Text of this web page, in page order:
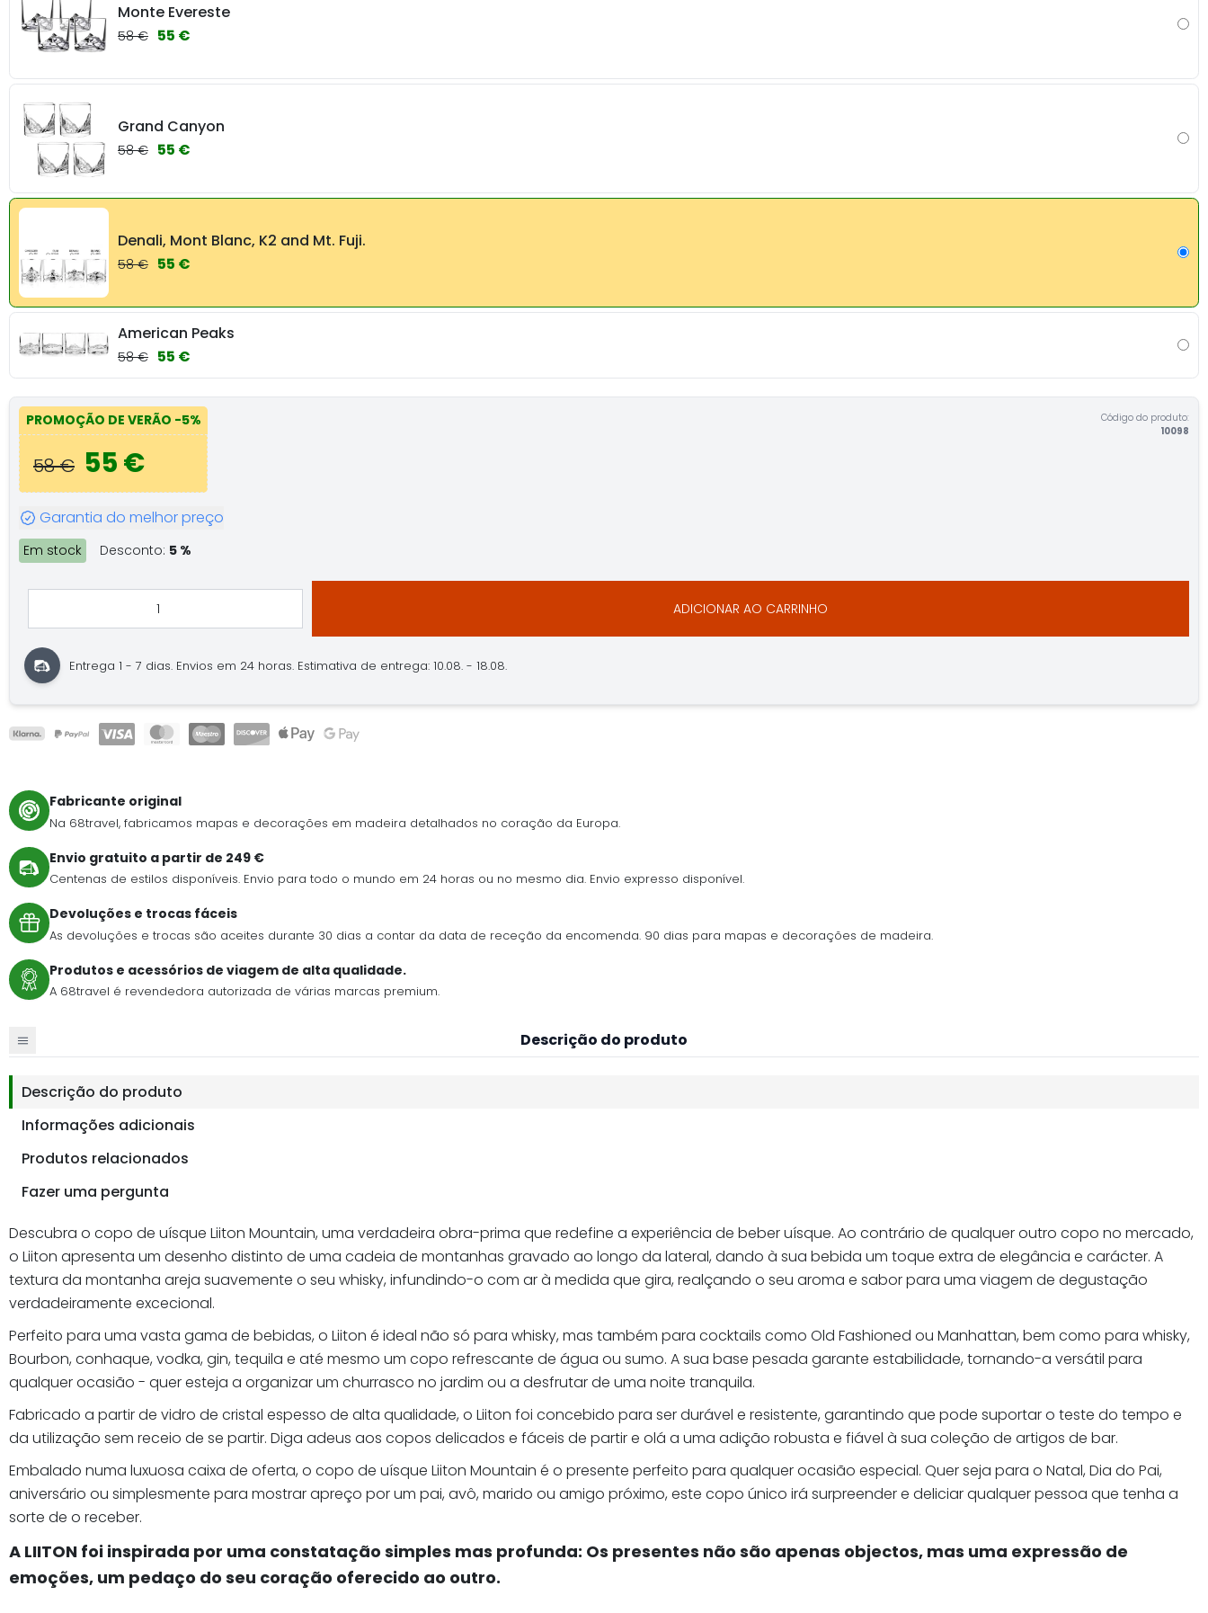
Monte Evereste
58 € 55 €
Grand Canyon
58 € 55 €
Denali, Mont Blanc, K2 and Mt. Fuji.
58 € 55 €
American Peaks
58 € 55 €
PROMOÇÃO DE VERÃO -5%
58 € 55 €
Código do produto:
10098
Garantia do melhor preço
Em stock Desconto: 5 %
ADICIONAR AO CARRINHO
Entrega 1 - 7 dias. Envios em 24 horas. Estimativa de entrega: 10.08. - 18.08.
Fabricante original
Na 68travel, fabricamos mapas e decorações em madeira detalhados no coração da Europa.
Envio gratuito a partir de 249 €
Centenas de estilos disponíveis. Envio para todo o mundo em 24 horas ou no mesmo dia. Envio expresso disponível.
Devoluções e trocas fáceis
As devoluções e trocas são aceites durante 30 dias a contar da data de receção da encomenda. 90 dias para mapas e decorações de madeira.
Produtos e acessórios de viagem de alta qualidade.
A 68travel é revendedora autorizada de várias marcas premium.
Descrição do produto
Descrição do produto
Informações adicionais
Produtos relacionados
Fazer uma pergunta
Descubra o copo de uísque Liiton Mountain, uma verdadeira obra-prima que redefine a experiência de beber uísque. Ao contrário de qualquer outro copo no mercado,
o Liiton apresenta um desenho distinto de uma cadeia de montanhas gravado ao longo da lateral, dando à sua bebida um toque extra de elegância e carácter. A
textura da montanha areja suavemente o seu whisky, infundindo-o com ar à medida que gira, realçando o seu aroma e sabor para uma viagem de degustação
verdadeiramente excecional.
Perfeito para uma vasta gama de bebidas, o Liiton é ideal não só para whisky, mas também para cocktails como Old Fashioned ou Manhattan, bem como para whisky,
Bourbon, conhaque, vodka, gin, tequila e até mesmo um copo refrescante de água ou sumo. A sua base pesada garante estabilidade, tornando-a versátil para
qualquer ocasião - quer esteja a organizar um churrasco no jardim ou a desfrutar de uma noite tranquila.
Fabricado a partir de vidro de cristal espesso de alta qualidade, o Liiton foi concebido para ser durável e resistente, garantindo que pode suportar o teste do tempo e
da utilização sem receio de se partir. Diga adeus aos copos delicados e fáceis de partir e olá a uma adição robusta e fiável à sua coleção de artigos de bar.
Embalado numa luxuosa caixa de oferta, o copo de uísque Liiton Mountain é o presente perfeito para qualquer ocasião especial. Quer seja para o Natal, Dia do Pai,
aniversário ou simplesmente para mostrar apreço por um pai, avô, marido ou amigo próximo, este copo único irá surpreender e deliciar qualquer pessoa que tenha a
sorte de o receber.
A LIITON foi inspirada por uma constatação simples mas profunda: Os presentes não são apenas objectos, mas uma expressão de
emoções, um pedaço do seu coração oferecido ao outro.